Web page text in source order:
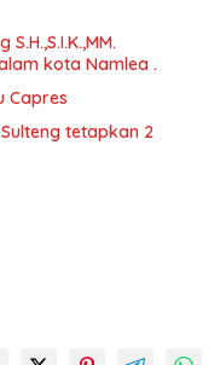
kota Namlea .
Capres
tetapkan 2